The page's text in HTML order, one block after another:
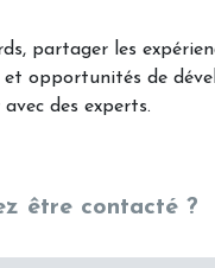
partager les
opportunités de
des experts.
être contacté ?